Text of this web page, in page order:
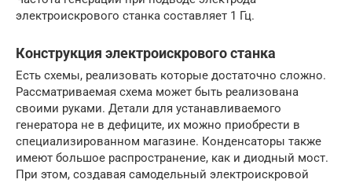
электроискрового станка составляет 1 Гц.
Конструкция электроискрового станка
Есть схемы, реализовать которые достаточно сложно.
Рассматриваемая схема может быть реализована
своими руками. Детали для устанавливаемого
генератора не в дефиците, их можно приобрести в
специализированном магазине. Конденсаторы также
имеют большое распространение, как и диодный мост.
При этом, создавая самодельный электроискровой